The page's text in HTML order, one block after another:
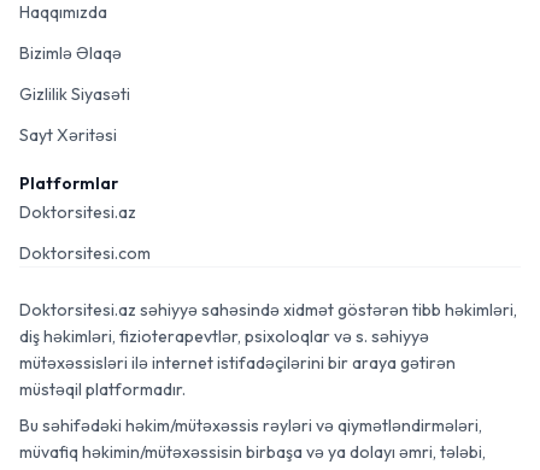
Haqqımızda
Bizimlə Əlaqə
Gizlilik Siyasəti
Sayt Xəritəsi
Platformlar
Doktorsitesi.az
Doktorsitesi.com
Doktorsitesi.az səhiyyə sahəsində xidmət göstərən tibb həkimləri,
diş həkimləri, fizioterapevtlər, psixoloqlar və s. səhiyyə
mütəxəssisləri ilə internet istifadəçilərini bir araya gətirən
müstəqil platformadır.
Bu səhifədəki həkim/mütəxəssis rəyləri və qiymətləndirmələri,
müvafiq həkimin/mütəxəssisin birbaşa və ya dolayı əmri, tələbi,